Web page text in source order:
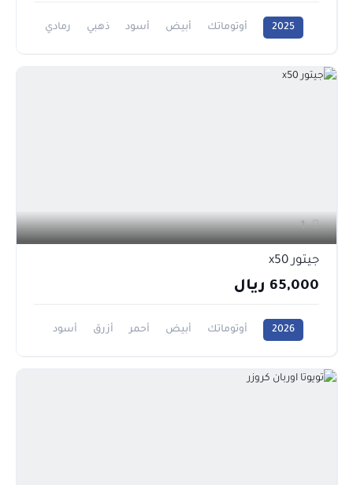
2025 أوتوماتك أبيض أسود ذهبي
رمادي
1
جيتور x50
65,000 ريال
2026 أوتوماتك أبيض أحمر أزرق
أسود